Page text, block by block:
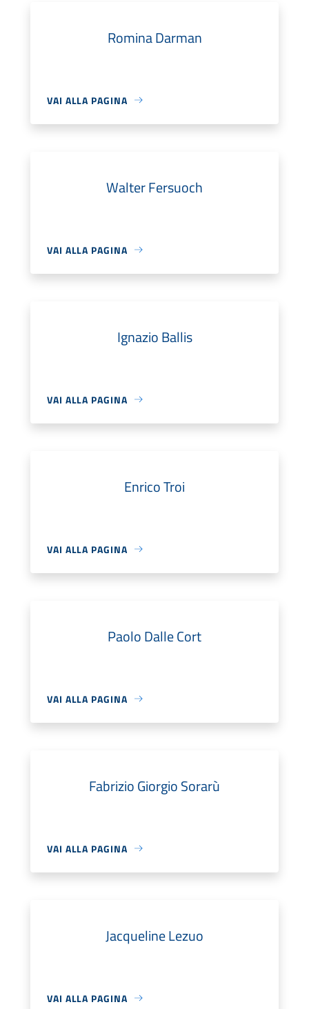
Romina Darman
VAI ALLA PAGINA
Walter Fersuoch
VAI ALLA PAGINA
Ignazio Ballis
VAI ALLA PAGINA
Enrico Troi
VAI ALLA PAGINA
Paolo Dalle Cort
VAI ALLA PAGINA
Fabrizio Giorgio Sorarù
VAI ALLA PAGINA
Jacqueline Lezuo
VAI ALLA PAGINA